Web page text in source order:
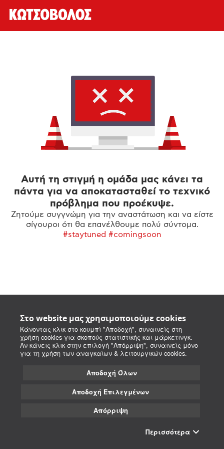
Στο website μας χρησιμοποιούμε cookies
Κάνοντας κλικ στο κουμπί "Αποδοχή", συναινείς στη
χρήση cookies για σκοπούς στατιστικής και μάρκετινγκ.
Αν κάνεις κλικ στην επιλογή "Απόρριψη", συναινείς μόνο
για τη χρήση των αναγκαίων & λειτουργικών cookies.
Αποδοχή Όλων
Αποδοχή Επιλεγμένων
Απόρριψη
Περισσότερα
Αυτή τη στιγμή η ομάδα μας κάνει τα
πάντα για να αποκατασταθεί το τεχνικό
πρόβλημα που προέκυψε.
Ζητούμε συγγνώμη για την αναστάτωση και να είστε
σίγουροι ότι θα επανέλθουμε πολύ σύντομα.
#staytuned #comingsoon